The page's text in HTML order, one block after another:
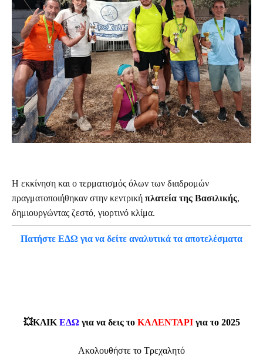
Η εκκίνηση και ο τερματισμός όλων των διαδρομών
πραγματοποιήθηκαν στην κεντρική πλατεία της Βασιλικής,
δημιουργώντας ζεστό, γιορτινό κλίμα.
Πατήστε ΕΔΩ για να δείτε αναλυτικά τα αποτελέσματα
💥ΚΛΙΚ ΕΔΩ για να δεις το ΚΑΛΕΝΤΑΡΙ για το 2025
Ακολουθήστε το Τρεχαλητό